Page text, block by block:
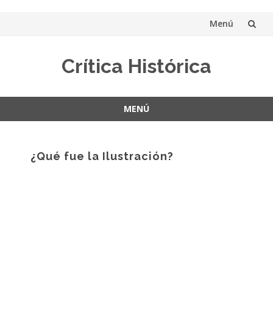
Menú
Crítica Histórica
MENÚ
contenido¿Qué fue la Ilustración?